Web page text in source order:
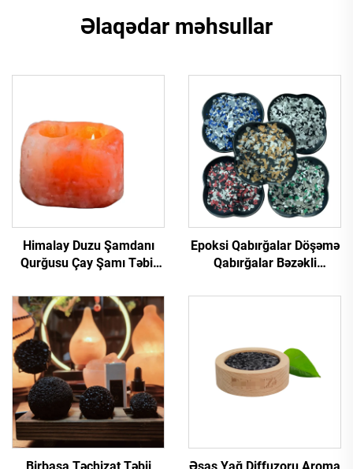
Əlaqədar məhsullar
Himalay Duzu Şamdanı
Qurğusu Çay Şamı Təbii
Şamdanı
Epoksi Qabırğalar Döşəmə
Qabırğalar Bəzəkli
Polimer Yarpaq